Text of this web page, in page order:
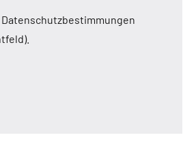
Datenschutzbestimmungen